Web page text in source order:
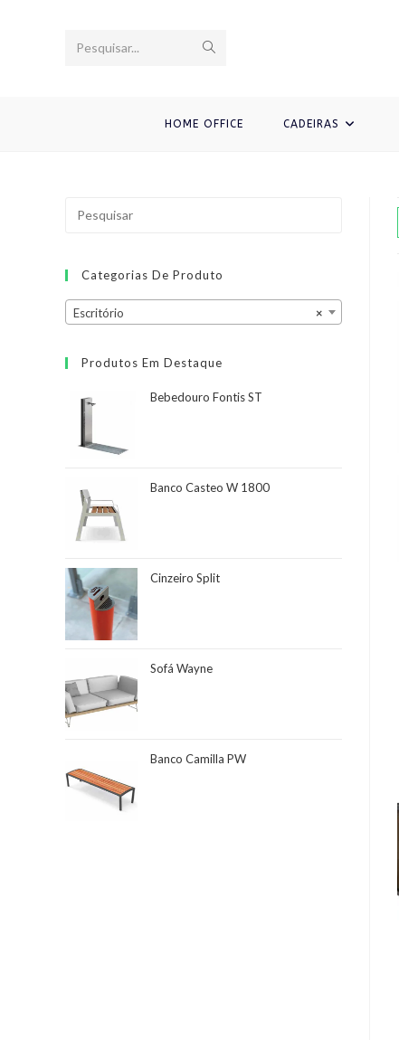
Pesquisar...
HOME OFFICE CADEIRAS
Categorias De Produto
×
Escritório
Produtos Em Destaque
Bebedouro Fontis ST
Banco Casteo W 1800
Cinzeiro Split
Sofá Wayne
Banco Camilla PW